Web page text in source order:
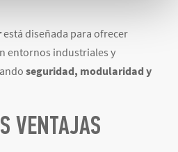
está diseñada para ofrecer
entornos industriales y
seguridad, modularidad y
VENTAJAS